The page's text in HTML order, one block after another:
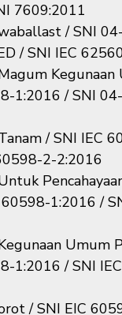
7609:2011
/ SNI
/ SNI IEC
Kegunaan
1:2016 / SNI
/ SNI IEC
2-2:2016
60598-1:2016 /
Umum
1:2016 / SNI
/ SNI EIC